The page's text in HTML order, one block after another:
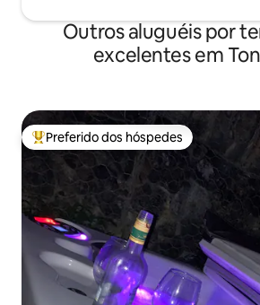
Outros aluguéis por
excelentes em
Entre os melhores preferidos dos
Preferido dos hóspedes